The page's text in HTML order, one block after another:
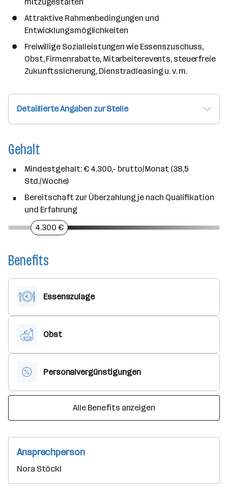
Attraktive Rahmenbedingungen und
Entwicklungsmöglichkeiten
Freiwillige Sozialleistungen wie Essenszuschuss,
Obst, Firmenrabatte, Mitarbeiterevents, steuerfreie
Zukunftssicherung, Dienstradleasing u. v. m.
Detaillierte Angaben zur Stelle
Gehalt
Mindestgehalt: € 4.300,- brutto/Monat (38,5
Std./Woche)
Bereitschaft zur Überzahlung je nach Qualifikation
und Erfahrung
4.300 €
Benefits
Essenszulage
Obst
Personalvergünstigungen
Alle Benefits anzeigen
Ansprechperson
Nora Stöckl